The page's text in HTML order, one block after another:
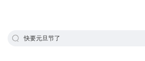
快要元旦节了